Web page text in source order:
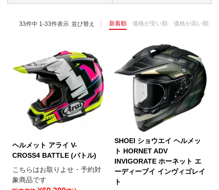
並び替え 新着順 価格が安い順 価格が高い順
33件中 1-33件表示
ヘルメット アライ V-
CROSS4 BATTLE (バトル)
こちらはお取りよせ・予約対
象商品です
SHOEI ショウエイ ヘルメッ
ト HORNET ADV
INVIGORATE ホーネット エ
ーディーブイ インヴィゴレイ
ト